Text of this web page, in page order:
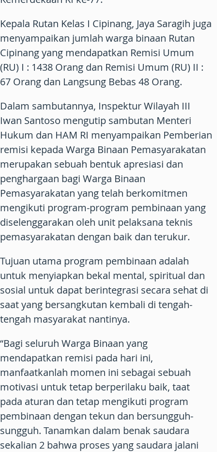
Kepala Rutan Kelas I Cipinang, Jaya Saragih juga
menyampaikan jumlah warga binaan Rutan
Cipinang yang mendapatkan Remisi Umum
(RU) I : 1438 Orang dan Remisi Umum (RU) II :
67 Orang dan Langsung Bebas 48 Orang.
Dalam sambutannya, Inspektur Wilayah III
Iwan Santoso mengutip sambutan Menteri
Hukum dan HAM RI menyampaikan Pemberian
remisi kepada Warga Binaan Pemasyarakatan
merupakan sebuah bentuk apresiasi dan
penghargaan bagi Warga Binaan
Pemasyarakatan yang telah berkomitmen
mengikuti program-program pembinaan yang
diselenggarakan oleh unit pelaksana teknis
pemasyarakatan dengan baik dan terukur.
Tujuan utama program pembinaan adalah
untuk menyiapkan bekal mental, spiritual dan
sosial untuk dapat berintegrasi secara sehat di
saat yang bersangkutan kembali di tengah-
tengah masyarakat nantinya.
“Bagi seluruh Warga Binaan yang
mendapatkan remisi pada hari ini,
manfaatkanlah momen ini sebagai sebuah
motivasi untuk tetap berperilaku baik, taat
pada aturan dan tetap mengikuti program
pembinaan dengan tekun dan bersungguh-
sungguh. Tanamkan dalam benak saudara
sekalian 2 bahwa proses yang saudara jalani